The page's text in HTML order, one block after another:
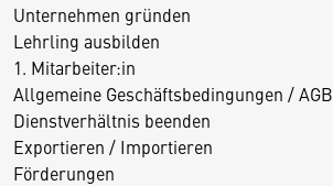
Unternehmen gründen
Lehrling ausbilden
1. Mitarbeiter:in
Allgemeine Geschäftsbedingungen / AGB
Dienstverhältnis beenden
Exportieren / Importieren
Förderungen